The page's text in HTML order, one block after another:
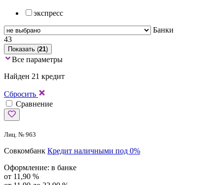
экспресс
Банки
43
Показать (21)
Все параметры
Найден 21 кредит
Сбросить
Сравнение
Лиц. № 963
Совкомбанк Кредит наличными под 0%
Оформление: в банке
от 11,90 %